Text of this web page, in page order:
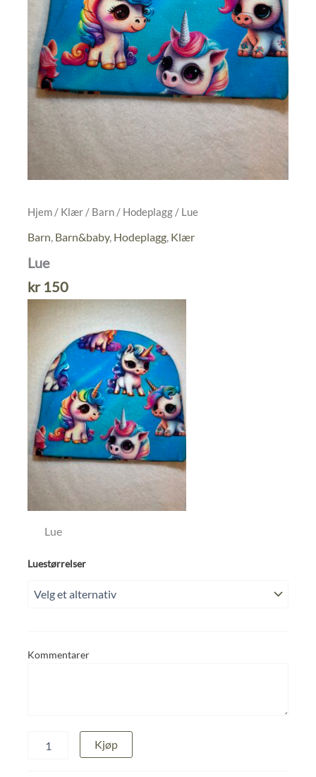
Hjem / Klær / Barn / Hodeplagg / Lue
Barn, Barn&baby, Hodeplagg, Klær
Lue
kr150
Lue
Luestørrelser
Kommentarer
antall
Kjøp